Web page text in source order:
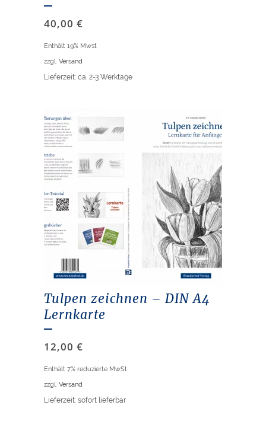
40,00 €
Enthält 19% Mwst
zzgl. Versand
Lieferzeit: ca. 2-3 Werktage
Tulpen zeichnen – DIN A4
Lernkarte
12,00 €
Enthält 7% reduzierte MwSt
zzgl. Versand
Lieferzeit: sofort lieferbar